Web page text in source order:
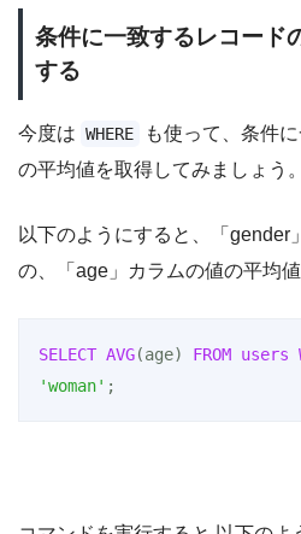
条件に一致するレコード
する
今度は WHERE
も使って、条件
の平均値を取得してみましょう。
以下のようにすると、「gender
の、「age」カラムの値の平均値
SELECT AVG(age) FROM users
'woman' ;